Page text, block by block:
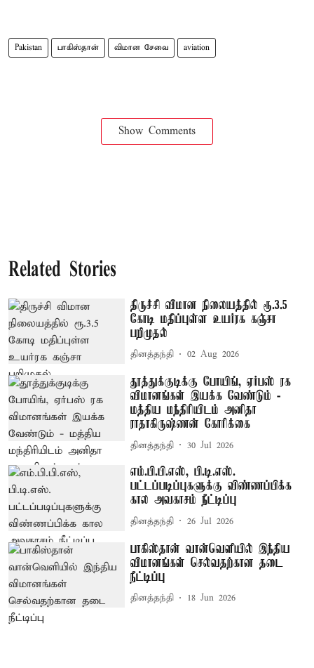
Pakistan பாகிஸ்தான் விமான சேவை aviation
Show Comments
Related Stories
திருச்சி விமான நிலையத்தில் ரூ.3.5
கோடி மதிப்புள்ள உயர்ரக கஞ்சா
பறிமுதல்
தினத்தந்தி 02 Aug 2026
தூத்துக்குடிக்கு போயிங், ஏர்பஸ் ரக
விமானங்கள் இயக்க வேண்டும் -
மத்திய மந்திரியிடம் அனிதா
ராதாகிருஷ்ணன் கோரிக்கை
தினத்தந்தி 30 Jul 2026
எம்.பி.பி.எஸ், பி.டி.எஸ்.
பட்டப்படிப்புகளுக்கு விண்ணப்பிக்க
கால அவகாசம் நீட்டிப்பு
தினத்தந்தி 26 Jul 2026
பாகிஸ்தான் வான்வெளியில் இந்திய
விமானங்கள் செல்வதற்கான தடை
நீட்டிப்பு
தினத்தந்தி 18 Jun 2026